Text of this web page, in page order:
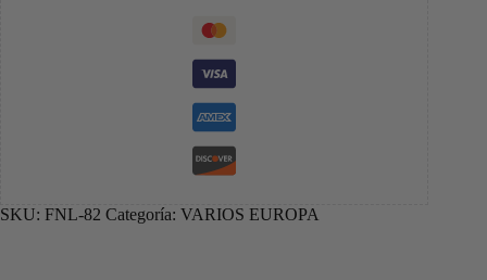
SKU: FNL-82 Categoría: VARIOS EUROPA